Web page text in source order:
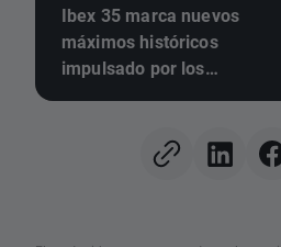
Ibex 35 marca nuevos
máximos históricos
impulsado por los